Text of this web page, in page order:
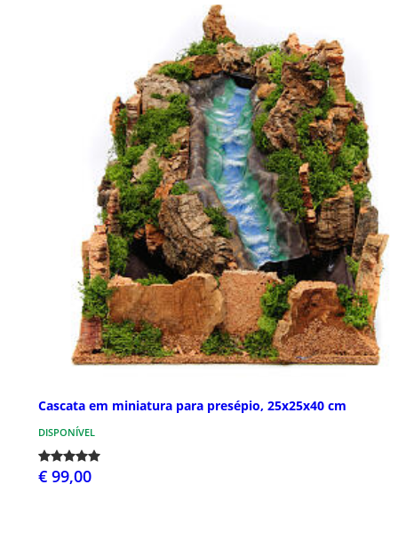
Cascata em miniatura para presépio, 25x25x40 cm
DISPONÍVEL
€ 99,00